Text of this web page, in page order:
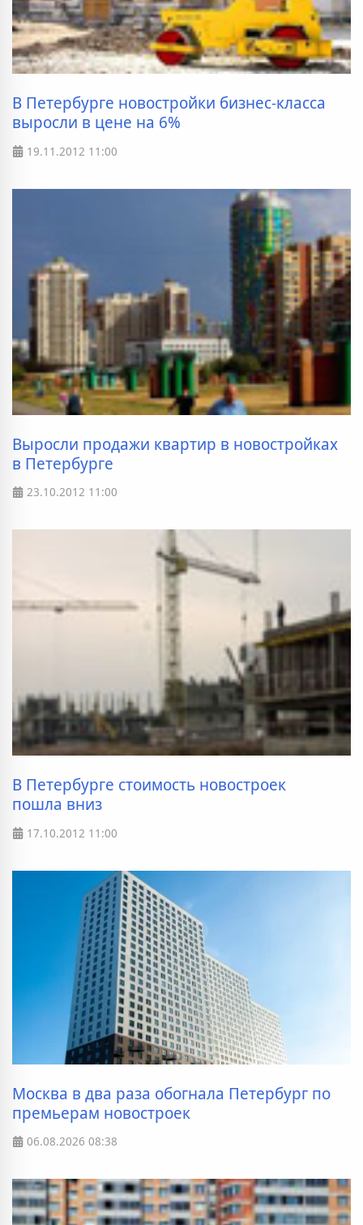
В Петербурге новостройки бизнес-класса
выросли в цене на 6%
19.11.2012 11:00
Выросли продажи квартир в новостройках
в Петербурге
23.10.2012 11:00
В Петербурге стоимость новостроек
пошла вниз
17.10.2012 11:00
Москва в два раза обогнала Петербург по
премьерам новостроек
06.08.2026 08:38